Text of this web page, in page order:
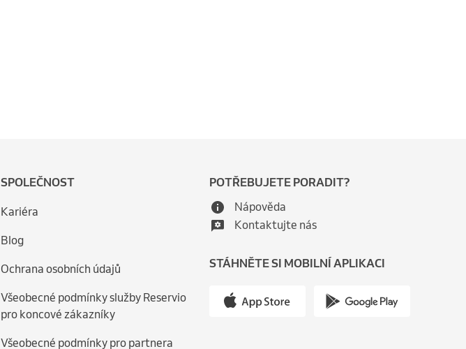
SPOLEČNOST
Kariéra
Blog
Ochrana osobních údajů
Všeobecné podmínky služby Reservio
pro koncové zákazníky
Všeobecné podmínky pro partnera
POTŘEBUJETE PORADIT?
Nápověda
Kontaktujte nás
STÁHNĚTE SI MOBILNÍ APLIKACI